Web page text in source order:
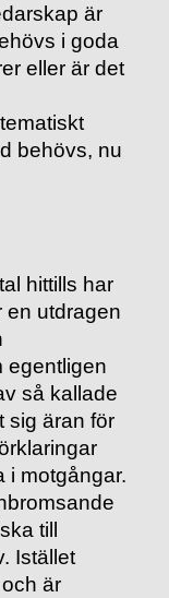
är
i goda
eller är det
behövs, nu
hittills har
en utdragen
egentligen
så kallade
sig äran för
i motgångar.
till
Istället
är